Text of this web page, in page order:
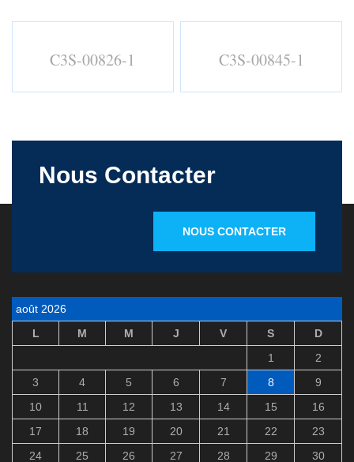
C3S-00826-1 C3S-00845-1
Nous Contacter
NOUS CONTACTER
août 2026
L
M M J V S
D
1
2
3
4 5 6 7 8
9
10
11 12 13 14 15
16
17
18 19 20 21 22
23
24
25 26 27 28 29
30